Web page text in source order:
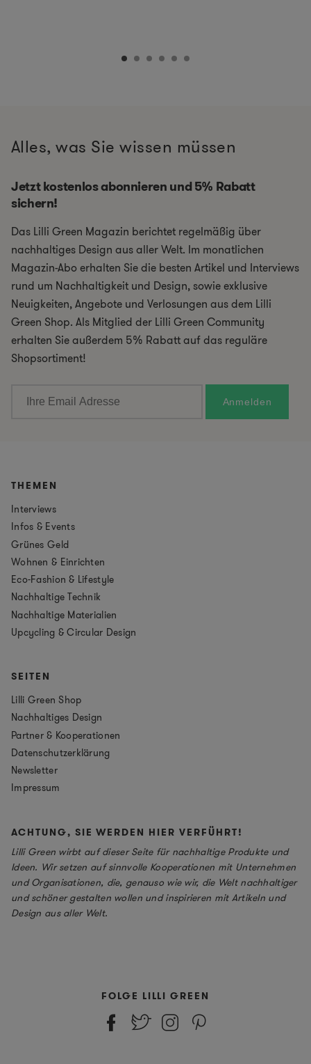
Alles, was Sie wissen müssen
Jetzt kostenlos abonnieren und 5% Rabatt
sichern!
Das Lilli Green Magazin berichtet regelmäßig über
nachhaltiges Design aus aller Welt. Im monatlichen
Magazin-Abo erhalten Sie die besten Artikel und Interviews
rund um Nachhaltigkeit und Design, sowie exklusive
Neuigkeiten, Angebote und Verlosungen aus dem Lilli
Green Shop. Als Mitglied der Lilli Green Community
erhalten Sie außerdem 5% Rabatt auf das reguläre
Shopsortiment!
THEMEN
Interviews
Infos & Events
Grünes Geld
Wohnen & Einrichten
Eco-Fashion & Lifestyle
Nachhaltige Technik
Nachhaltige Materialien
Upcycling & Circular Design
SEITEN
Lilli Green Shop
Nachhaltiges Design
Partner & Kooperationen
Datenschutzerklärung
Newsletter
Impressum
ACHTUNG, SIE WERDEN HIER VERFÜHRT!
Lilli Green wirbt auf dieser Seite für nachhaltige Produkte und
Ideen. Wir setzen auf sinnvolle Kooperationen mit Unternehmen
und Organisationen, die, genauso wie wir, die Welt nachhaltiger
und schöner gestalten wollen und inspirieren mit Artikeln und
Design aus aller Welt.
FOLGE LILLI GREEN